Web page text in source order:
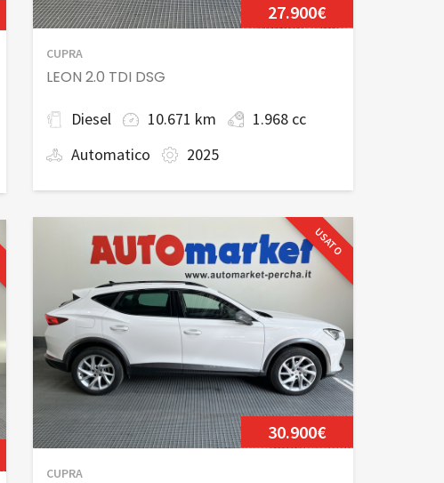
27.900€
CUPRA
LEON 2.0 TDI DSG
Diesel 10.671 km
1.968 cc
Automatico
2025
USATO
30.900€
CUPRA